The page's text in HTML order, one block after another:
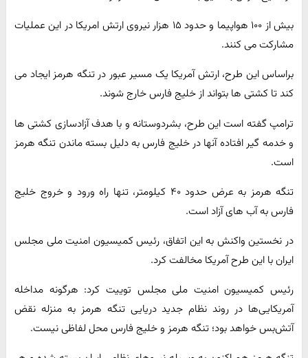
بیش از ۱۰۰ هواپیما و حدود ۱۵ هزار نیروی ارتش امریکا در این عملیات
مشارکت می کنند.
براساس این طرح، ارتش آمریکا یک مسیر عبور در تنگه هرمز ایجاد می
کند تا کشتی ها بتواند از خلیج فارس خارج شوند.
ترامپ گفته است این طرح، بشردوستانه و با هدف آزادسازی کشتی ها
و خدمه گیر افتاده آنها در خلیج فارس به دلیل بسته ماندن تنگه هرمز
است.
تنگه هرمز به عرض حدود ۴۰ کیلومتر، تنها راه ورود و خروج خلیج
فارس به آب های آزاد است.
در نخستین واکنش به این اتفاق، رئیس کمیسیون امنیت ملی مجلس
ایران با این طرح آمریکا مخالفت کرد.
رئیس کمیسیون امنیت ملی مجلس توییت کرد: هرگونه مداخله
آمریکایی‌ها در روند نظام جدید دریایی تنگه هرمز به منزله نقض
آتش‌بس خواهد بود؛ تنگه هرمز و خلیج فارس محل لفاظی نیست.